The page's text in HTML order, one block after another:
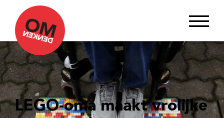
LEGO-oma maakt vrolijke